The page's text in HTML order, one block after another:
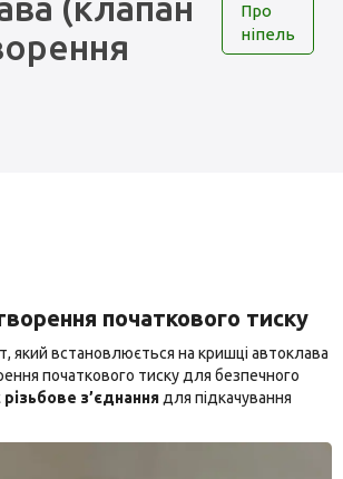
Про
ніпель
початкового тиску
який встановлюється на кришці автоклава
початкового тиску для безпечного
різьбове з’єднання для підкачування